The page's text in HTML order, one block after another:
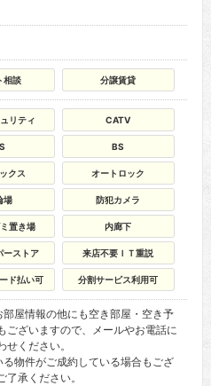
相談 分譲賃貸
リティ CATV
BS
クス オートロック
場 防犯カメラ
置き場 内廊下
ーストア 来店不要ＩＴ重説
ド払い可 分割サービス利用可
屋情報の他にも空き部屋・空き予
ございますので、メールやお電話に
せください。
物件がご成約している場合もござ
了承ください。